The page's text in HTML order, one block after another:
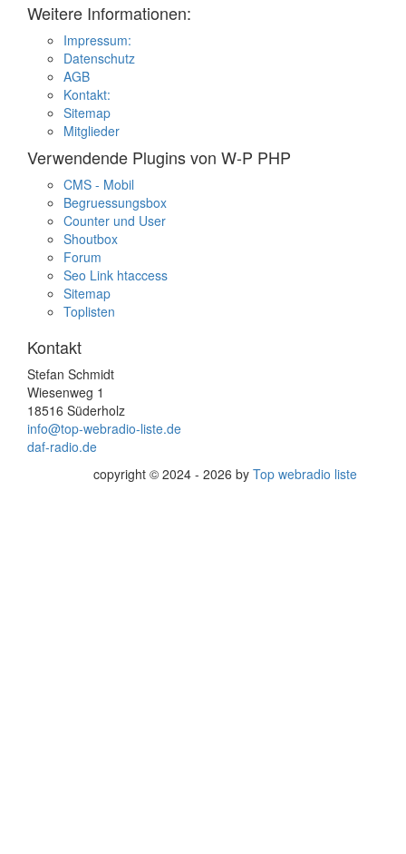
Weitere Informationen:
Impressum:
Datenschutz
AGB
Kontakt:
Sitemap
Mitglieder
Verwendende Plugins von W-P PHP
CMS - Mobil
Begruessungsbox
Counter und User
Shoutbox
Forum
Seo Link htaccess
Sitemap
Toplisten
Kontakt
Stefan Schmidt
Wiesenweg 1
18516 Süderholz
info@top-webradio-liste.de
daf-radio.de
copyright © 2024 - 2026 by Top webradio liste